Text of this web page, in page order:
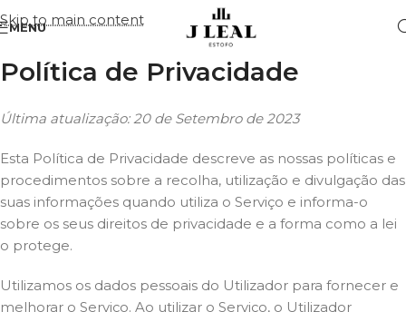
Skip to main content
MENU
Política de Privacidade
Última atualização: 20 de Setembro de 2023
Esta Política de Privacidade descreve as nossas políticas e
procedimentos sobre a recolha, utilização e divulgação das
suas informações quando utiliza o Serviço e informa-o
sobre os seus direitos de privacidade e a forma como a lei
o protege.
Utilizamos os dados pessoais do Utilizador para fornecer e
melhorar o Serviço. Ao utilizar o Serviço, o Utilizador